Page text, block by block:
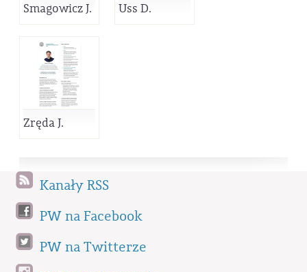
Smagowicz J. Uss D.
Zręda J.
Kanały RSS
PW na Facebook
PW na Twitterze